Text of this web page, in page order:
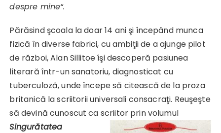
despre mine“.
Părăsind şcoala la doar 14 ani şi începând munca
fizică în diverse fabrici, cu ambiţii de a ajunge pilot
de război, Alan Sillitoe îşi descoperă pasiunea
literară într-un sanatoriu, diagnosticat cu
tuberculoză, unde începe să citească de la proza
britanică la scriitorii universali consacraţi. Reuşeşte
să devină cunoscut ca scriitor prin volumul
Singurătatea